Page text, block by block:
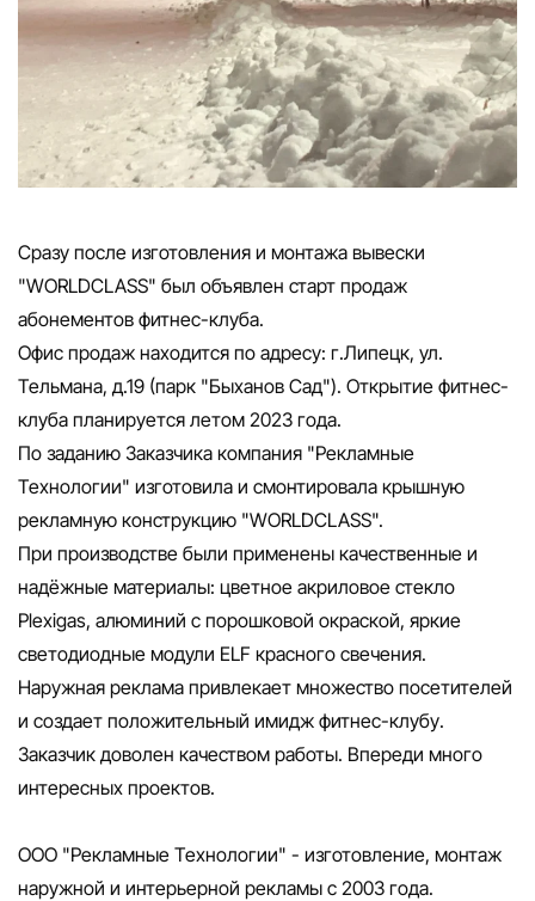
Сразу после изготовления и монтажа вывески
"WORLDCLASS" был объявлен старт продаж
абонементов фитнес-клуба.
Офис продаж находится по адресу: г.Липецк, ул.
Тельмана, д.19 (парк "Быханов Сад"). Открытие фитнес-
клуба планируется летом 2023 года.
По заданию Заказчика компания "Рекламные
Технологии" изготовила и смонтировала крышную
рекламную конструкцию "WORLDCLASS".
При производстве были применены качественные и
надёжные материалы: цветное акриловое стекло
Plexigas, алюминий с порошковой окраской, яркие
светодиодные модули ELF красного свечения.
Наружная реклама привлекает множество посетителей
и создает положительный имидж фитнес-клубу.
Заказчик доволен качеством работы. Впереди много
интересных проектов.
ООО "Рекламные Технологии" - изготовление, монтаж
наружной и интерьерной рекламы с 2003 года.